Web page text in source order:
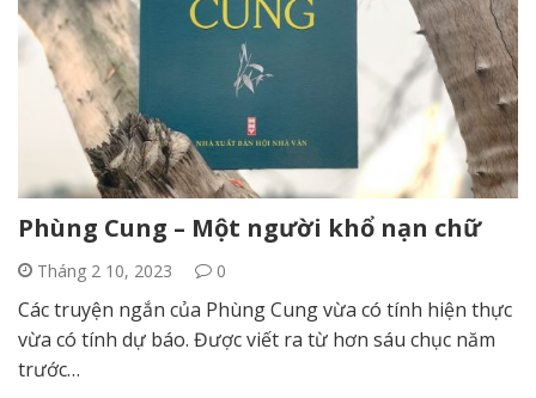
Phùng Cung – Một người khổ nạn chữ
Tháng 2 10, 2023 0
Các truyện ngắn của Phùng Cung vừa có tính hiện thực
vừa có tính dự báo. Được viết ra từ hơn sáu chục năm
trước…